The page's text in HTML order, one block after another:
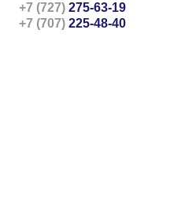
+7 (727) 275-63-19
+7 (707) 225-48-40